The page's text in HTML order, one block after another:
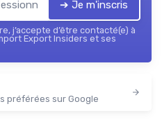
➔ Je m'inscris
j’accepte d’être contacté(e) à
Export Insiders et ses
préférées sur Google